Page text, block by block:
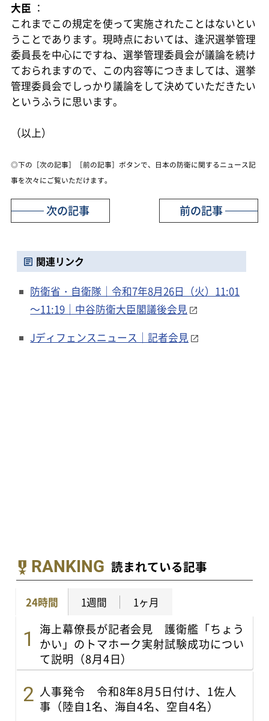
大臣 ：
これまでこの規定を使って実施されたことはないとい
うことであります。現時点においては、逢沢選挙管理
委員長を中心にですね、選挙管理委員会が議論を続け
ておられますので、この内容等につきましては、選挙
管理委員会でしっかり議論をして決めていただきたい
というふうに思います。
（以上）
◎下の［次の記事］［前の記事］ボタンで、日本の防衛に関するニュース記
事を次々にご覧いただけます。
前の記事
次の記事
関連リンク
防衛省・自衛隊｜令和7年8月26日（火）11:01
～11:19｜中谷防衛大臣閣議後会見
Jディフェンスニュース｜記者会見
RANKING 読まれている記事
24時間 1週間 1ヶ月
海上幕僚長が記者会見 護衛艦「ちょう
かい」のトマホーク実射試験成功につい
て説明（8月4日）
人事発令 令和8年8月5日付け、1佐人
事（陸自1名、海自4名、空自4名）